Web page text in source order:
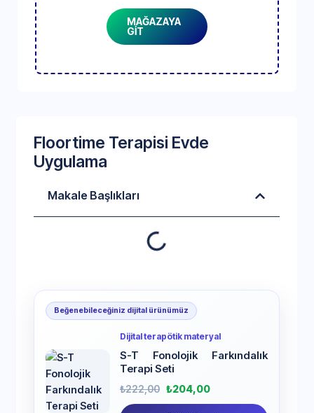
MAĞAZAYA
GİT
Floortime Terapisi Evde
Uygulama
Makale Başlıkları
Beğenebileceğiniz dijital ürünümüz
Dijital terapötik materyal
S-T Fonolojik Farkındalık
Terapi Seti
₺222,00 ₺204,00